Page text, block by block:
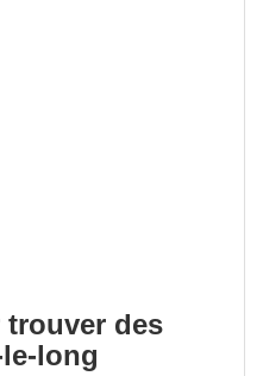
des
long